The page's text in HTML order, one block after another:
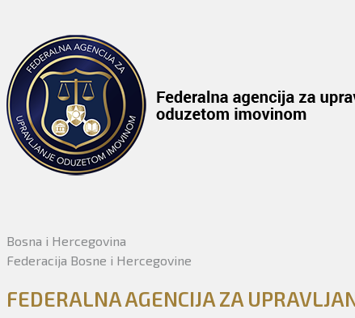
Bosna i Hercegovina
Federacija Bosne i Hercegovine
FEDERALNA AGENCIJA ZA